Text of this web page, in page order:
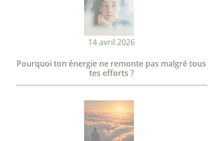
14 avril 2026
Pourquoi ton énergie ne remonte pas malgré tous
tes efforts ?